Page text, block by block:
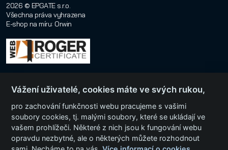
2026 © EPGATE s.r.o.
Všechna práva vyhrazena
E-shop na míru: Orwin
Menu
Vážení uživatelé, cookies máte ve svých rukou,
pro zachování funkčnosti webu pracujeme s vašimi
soubory cookies, tj. malými soubory, které se ukládají ve
vašem prohlížeči. Některé z nich jsou k fungování webu
opravdu nezbytné, ale o některých můžete rozhodnout